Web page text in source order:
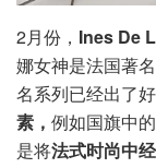
2月份， Ines De
娜女神是法国著
名系列已经出了
素， 例如国旗中
是将法式时尚中